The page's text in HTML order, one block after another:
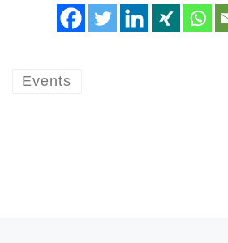
Events